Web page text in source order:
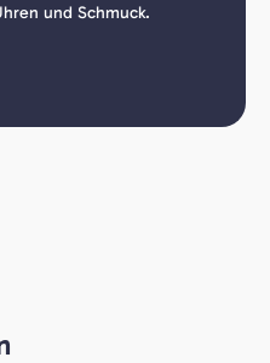
und Schmuck.